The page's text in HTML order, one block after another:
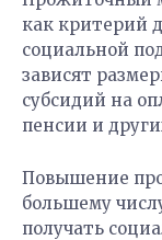
как критерий
социальной
зависят
субсидий на
пенсии и
Повышение
большему
получать